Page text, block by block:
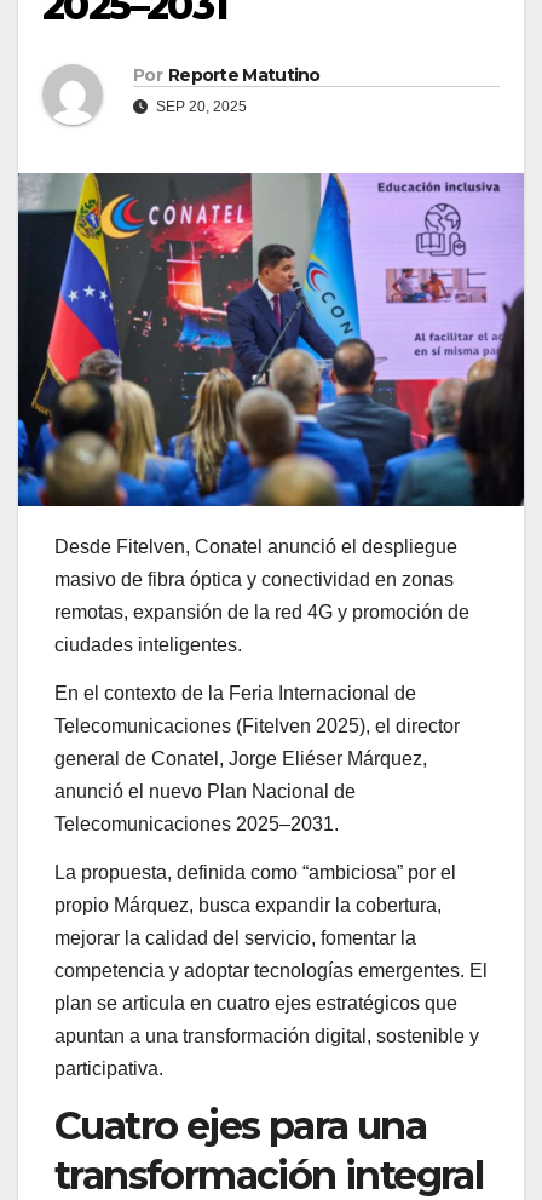
Por Reporte Matutino
SEP 20, 2025
Desde Fitelven, Conatel anunció el despliegue
masivo de fibra óptica y conectividad en zonas
remotas, expansión de la red 4G y promoción de
ciudades inteligentes.
En el contexto de la Feria Internacional de
Telecomunicaciones (Fitelven 2025), el director
general de Conatel, Jorge Eliéser Márquez,
anunció el nuevo Plan Nacional de
Telecomunicaciones 2025–2031.
La propuesta, definida como “ambiciosa” por el
propio Márquez, busca expandir la cobertura,
mejorar la calidad del servicio, fomentar la
competencia y adoptar tecnologías emergentes. El
plan se articula en cuatro ejes estratégicos que
apuntan a una transformación digital, sostenible y
participativa.
Cuatro ejes para una
transformación integral